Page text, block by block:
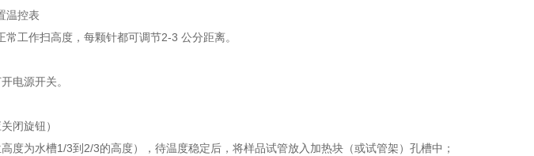
温控表
工作扫高度，每颗针都可调节2-3 公分距离。
电源开关。
闭旋钮）
度为水槽1/3到2/3的高度），待温度稳定后，将样品试管放入加热块（或试管架）孔槽中；